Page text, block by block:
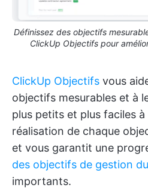
Définissez des objectifs
ClickUp Objectifs pour
ClickUp Objectifs vous
objectifs mesurables et à
plus petits et plus faciles
réalisation de chaque
et vous garantit une
des objectifs de gestion
importants.